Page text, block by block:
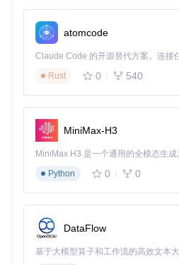
# 2. 解压到指定目录
unzip TradingAgents-CN-
# 3. 进入程序目录
cd /opt/tradingagents
绿色版部署适合快速体验和演示环
无需额外配置数据库和缓存服务。
lhost:3000访问Web界面，或直
Docker容器化部署：企业级稳定性
维度
环境一致性
扩展性
4 支
atomcode
Rust
0 540
MiniMax-H3
Python
0 0
DataFlow
基于大模型算子和工作流的高效文本